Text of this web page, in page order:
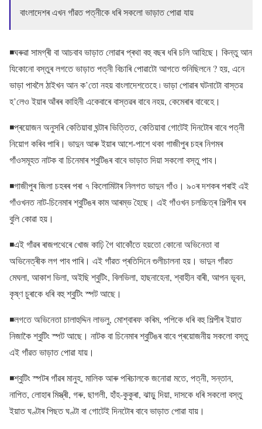
বাংলাদেশৰ এখন গাঁৱত পত্নীকে ধৰি সকলো ভাড়াত পোৱা যায়
◾ঘৰুৱা সামগ্ৰী বা আচবাব ভাড়াত লোৱাৰ প্ৰথা বহু বছৰ ধৰি চলি আহিছে। কিন্তু আন
যিকোনো বস্তুৰ লগতে ভাড়াত পত্নী বিচাৰি পোৱাটো আগতে শুনিছিলনে ? হয়, এনে
ভাড়া পাবলৈ ঠাইখন আন ক’তো নহয় বাংলাদেশতেহে ৷ ভাড়া পোৱাৰ ঘটনাটো বাস্তৱ
হ’লেও ইয়াৰ আঁৰৰ কাহিনী একেবাৰে বাস্তৱৰ বাবে নহয়, কেমেৰাৰ বাবেহে।
◾প্ৰয়োজন অনুসৰি কেতিয়াবা ঘন্টাৰ ভিত্তিত, কেতিয়াবা গোটেই দিনটোৰ বাবে পত্নী
নিয়োগ কৰিব পাৰি। ভাদুন আৰু ইয়াৰ আশে-পাশে থকা গাজীপুৰ চহৰ নিগমৰ
গাঁওসমূহত নাটক বা চিনেমাৰ শ্বুটিঙৰ বাবে ভাড়াত দিয়া সকলো বস্তু পাব।
◾গাজীপুৰ জিলা চহৰৰ পৰা ৭ কিলোমিটাৰ নিলগত ভাদুন গাঁও। ৯০ৰ দশকৰ পৰাই এই
গাঁওখনত নাট-চিনেমাৰ শ্বুটিঙৰ কাম আৰম্ভ হৈছে। এই গাঁওখন চলচ্চিত্ৰ শিল্পীৰ ঘৰ
বুলি কোৱা হয়।
◾এই গাঁৱৰ ৰাজপথেৰে খোজ কাঢ়ি গৈ থাকোঁতে হয়তো কোনো অভিনেতা বা
অভিনেত্ৰীক লগ পাব পাৰি। এই গাঁৱত প্ৰতিদিনে গুলীচালনা হয়। ভাদুন গাঁৱত
মেঘলা, আকাশ ভিলা, অইছি শ্বুটিং, বিলভিলা, হাছনাহেনা, শ্বাহীন বাৰী, আপন ভূবন,
কৃষ্ণ চুৰাকে ধৰি বহু শ্বুটিং স্পট আছে।
◾লগতে অভিনেতা চালাহুদ্দিন লাভলু, মোশ্বাৰফ কৰিম, পপিকে ধৰি বহু শিল্পীৰ ইয়াত
নিজাকৈ শ্বুটিং স্পট আছে। নাটক বা চিনেমাৰ শ্বুটিঙৰ বাবে প্ৰয়োজনীয় সকলো বস্তু
এই গাঁৱত ভাড়াত পোৱা যায়।
◾শ্বুটিং স্পটৰ গাঁৱৰ মানুহ, মালিক আৰু পৰিচালকে জনোৱা মতে, পত্নী, সন্তান,
নাপিত, লোহাৰ মিস্ত্ৰী, গৰু, ছাগলী, হাঁহ-কুকুৰা, ঝাড়ু দিয়া, দাসকে ধৰি সকলো বস্তু
ইয়াত ঘণ্টাৰ পিছত ঘণ্টা বা গোটেই দিনটোৰ বাবে ভাড়াত পোৱা যায়।